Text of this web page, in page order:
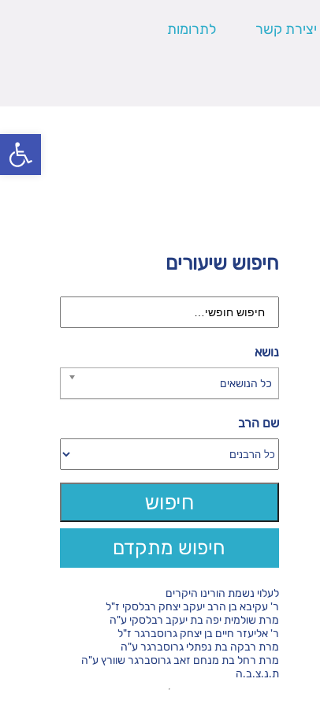
פתח
יצירת קשר לתרומות
חיפוש שיעורים
נושא
כל הנושאים
שם הרב
חיפוש מתקדם
לעלוי נשמת הורינו היקרים
ר' עקיבא בן הרב יעקב יצחק רבלסקי ז"ל
מרת שולמית יפה בת יעקב רבלסקי ע"ה
ר' אליעזר חיים בן יצחק גרוסברגר ז"ל
מרת רבקה בת נפתלי גרוסברגר ע"ה
מרת רחל בת מנחם זאב גרוסברגר שוורץ ע"ה
ת.נ.צ.ב.ה